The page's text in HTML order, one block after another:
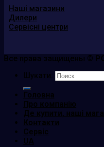
Наші магазини
Дилери
Сервісні центри
Все права защищены ©
Шукати:
Головна
Про компанію
Де купити, наші
Контакти
Сервіс
UA